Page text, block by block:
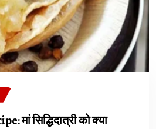
मां सिद्धिदात्री को क्या